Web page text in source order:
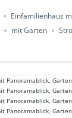
Einfamilienhaus
mit Garten